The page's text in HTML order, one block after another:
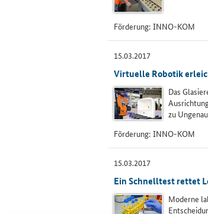
Förderung: INNO-KOM
15.03.2017
Virtuelle Robotik
Das
zu
Förderung: INNO-KOM
15.03.2017
Ein Schnelltest rettet
Moderne